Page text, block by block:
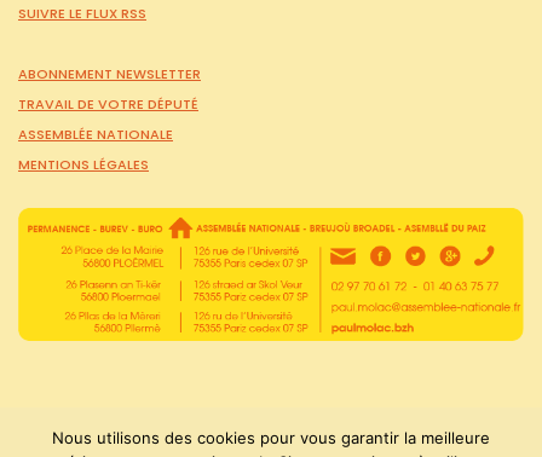
SUIVRE LE FLUX RSS
ABONNEMENT NEWSLETTER
TRAVAIL DE VOTRE DÉPUTÉ
ASSEMBLÉE NATIONALE
MENTIONS LÉGALES
Nous utilisons des cookies pour vous garantir la meilleure